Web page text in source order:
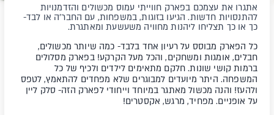
אתגרו את עצמכם בפארק חווייתי עמוס מכשולים והזדמנויות
להתנסויות חדשות. הגיעו בזוגות, במשפחות, עם החבר'ה או לבד-
כך או כך תצליחו ליהנות מחוויה משעשעת ומאתגרת.
כל הפארק מבוסס על רעיון אחד בלבד- כמה שיותר מכשולים,
חבלים, אומגות ומשחקים, והכל מעל הקרקע! בפארק מסלולים
ברמות קושי שונות. חלקם מתאימים לילדים ולכיף של כל
המשפחה. היתר מיועדים למבוגרים שלא מפחדים להתאמץ, לטפס
ולהעז! והנה מכשול מאתגר במיוחד וייחודי לפארק הזה- סלק ליין
על אופניים. מפחיד, מרגש, אקסטרים!